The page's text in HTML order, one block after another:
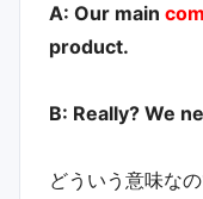
A: Our main
product.
B: Really? We
どういう意味な